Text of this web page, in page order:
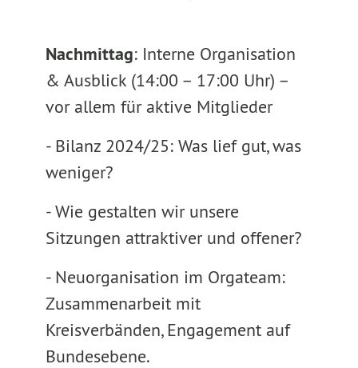
Nachmittag: Interne Organisation
& Ausblick (14:00 – 17:00 Uhr) –
vor allem für aktive Mitglieder
- Bilanz 2024/25: Was lief gut, was
weniger?
- Wie gestalten wir unsere
Sitzungen attraktiver und offener?
- Neuorganisation im Orgateam:
Zusammenarbeit mit
Kreisverbänden, Engagement auf
Bundesebene.